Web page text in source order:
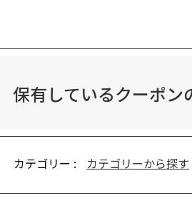
保有しているクーポン
カテゴリー : カテゴリーから探す